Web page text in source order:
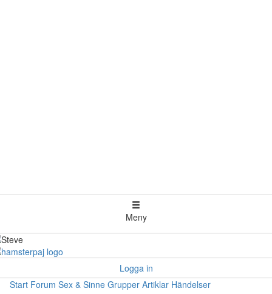
Meny
Logga in
Start Forum Sex & Sinne Grupper Artiklar Händelser